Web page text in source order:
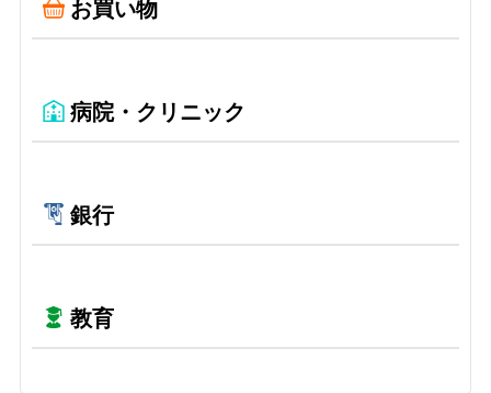
お買い物
病院・クリニック
銀行
教育